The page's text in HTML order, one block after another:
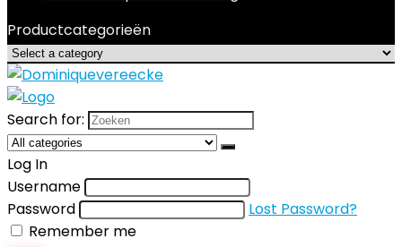
Productcategorieën
Search for:
Log In
Username
Password
Lost Password?
Remember me